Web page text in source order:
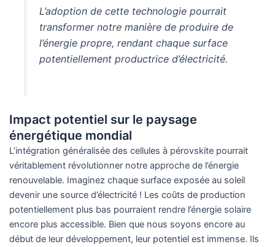
L’adoption de cette technologie pourrait
transformer notre manière de produire de
l’énergie propre, rendant chaque surface
potentiellement productrice d’électricité.
Impact potentiel sur le paysage
énergétique mondial
L’intégration généralisée des cellules à pérovskite pourrait
véritablement révolutionner notre approche de l’énergie
renouvelable. Imaginez chaque surface exposée au soleil
devenir une source d’électricité ! Les coûts de production
potentiellement plus bas pourraient rendre l’énergie solaire
encore plus accessible. Bien que nous soyons encore au
début de leur développement, leur potentiel est immense. Ils